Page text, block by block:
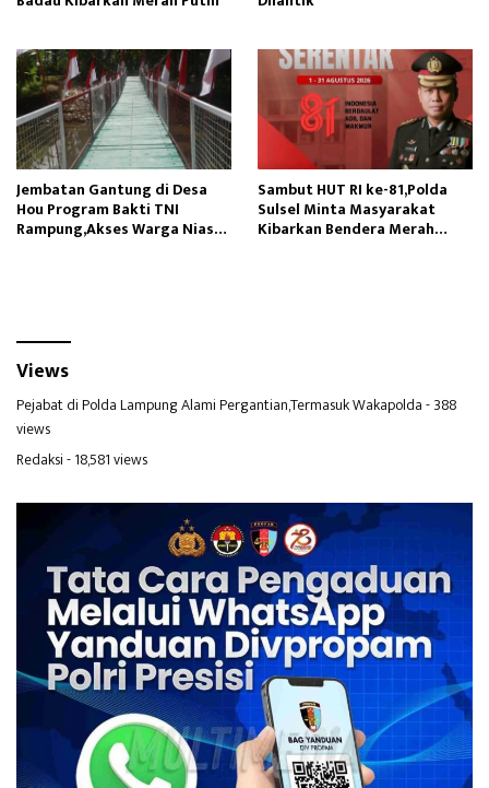
Jembatan Gantung di Desa
Hou Program Bakti TNI
Rampung,Akses Warga Nias
Sambut HUT RI ke-81,Polda
Sulsel Minta Masyarakat
Kibarkan Bendera Merah
Views
Pejabat di Polda Lampung Alami Pergantian,Termasuk Wakapolda- 388
views
Redaksi- 18,581 views